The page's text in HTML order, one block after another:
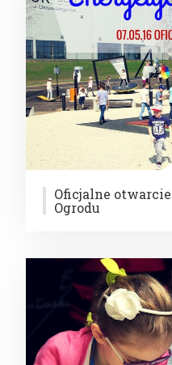
Oficjalne
Ogrodu